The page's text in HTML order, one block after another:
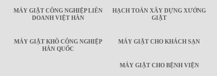
MÁY GIẶT CÔNG NGHIỆP LIÊN
DOANH VIỆT HÀN
HẠCH TOÁN XÂY DỰNG XƯỞNG
GIẶT
MÁY GIẶT KHÔ CÔNG NGHIỆP
HÀN QUỐC
MÁY GIẶT CHO KHÁCH SẠN
MÁY GIẶT CHO BỆNH VIỆN